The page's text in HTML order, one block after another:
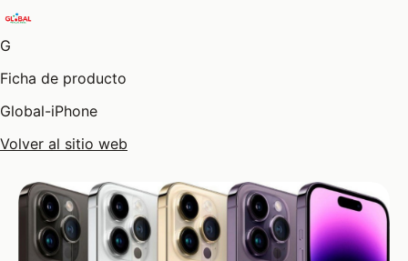
G
Ficha de producto
Global-iPhone
Volver al sitio web